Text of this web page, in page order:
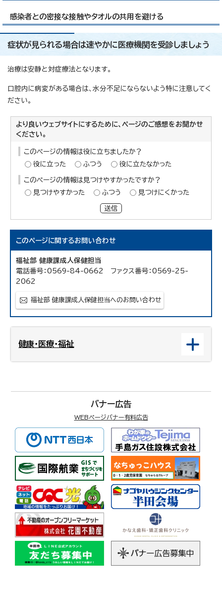
感染者との密接な接触やタオルの共用を避ける
症状が見られる場合は速やかに医療機関を受診しましょう
治療は安静と対症療法となります。
口腔内に病変がある場合は、水分不足にならないよう特に注意してく
ださい。
より良いウェブサイトにするために、ページのご感想をお聞かせ
ください。
このページの情報は役に立ちましたか？
役に立った
ふつう 役に立たなかった
このページの情報は見つけやすかったですか？
見つけやすかった
ふつう 見つけにくかった
送信
このページに関するお問い合わせ
福祉部 健康課成人保健担当
電話番号：0569-84-0662 ファクス番号：0569-25-
2062
福祉部 健康課成人保健担当へのお問い合わせ
健康・医療・福祉
バナー広告
WEBページバナー有料広告